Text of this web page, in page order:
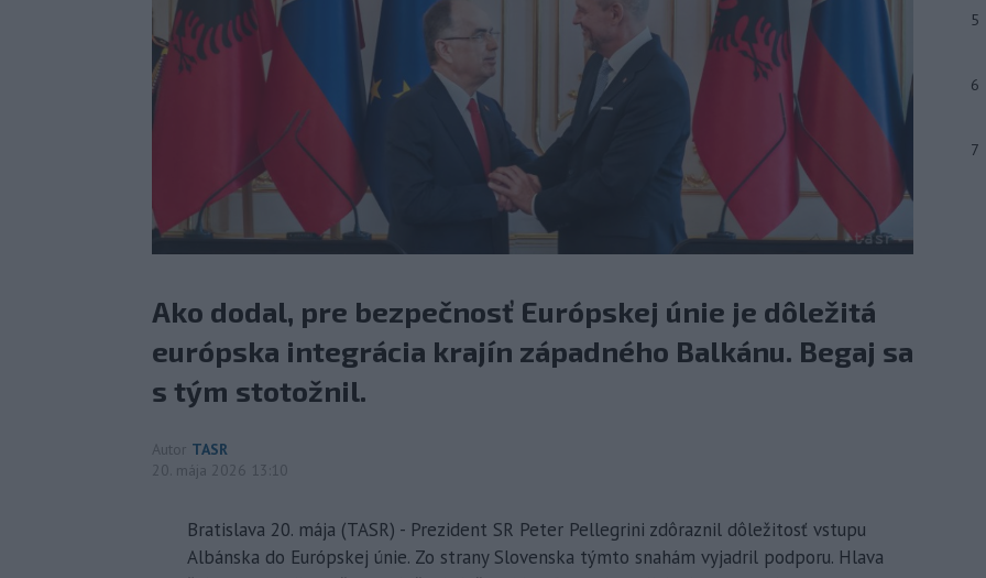
Ako dodal, pre bezpečnosť Európskej únie je dôležitá
európska integrácia krajín západného Balkánu. Begaj sa
s tým stotožnil.
Autor TASR
20. mája 2026 13:10
Bratislava 20. mája (TASR) - Prezident SR Peter Pellegrini zdôraznil dôležitosť vstupu
Albánska do Európskej únie. Zo strany Slovenska týmto snahám vyjadril podporu. Hlava
5
6
7